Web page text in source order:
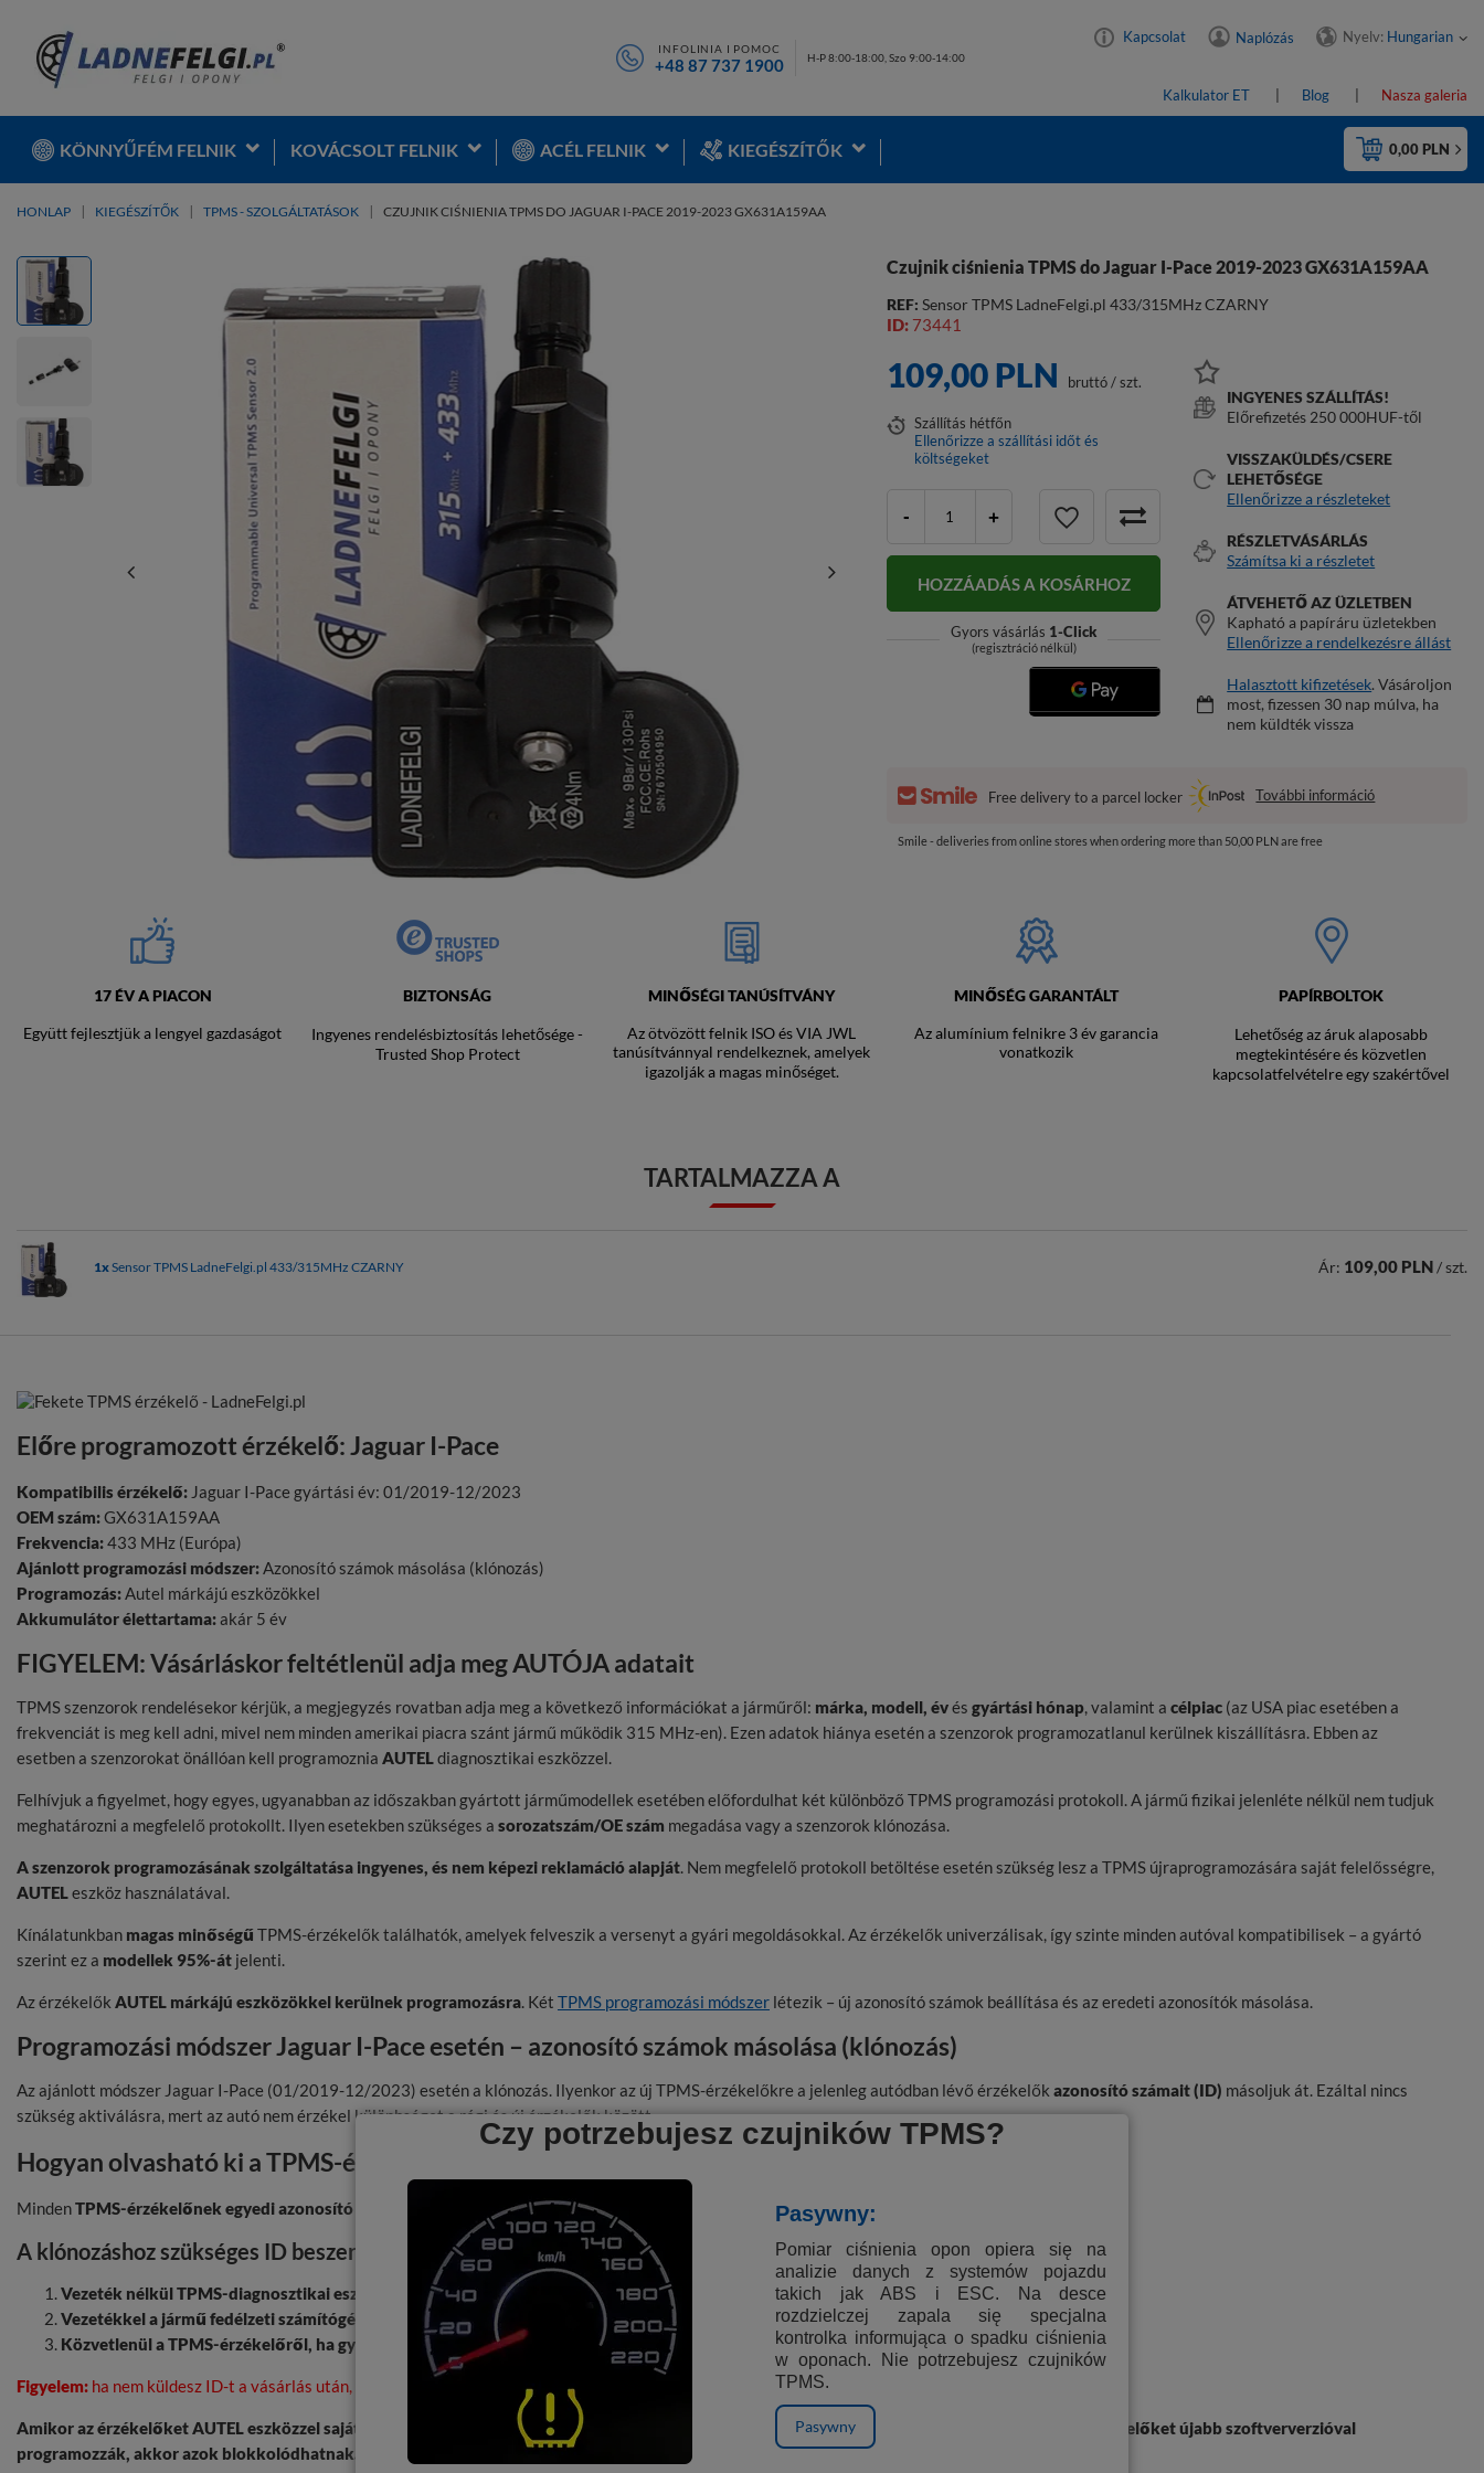
INFOLINIA I POMOC
+48 87 737 1900 H-P 8:00-18:00, Szo 9:00-14:00
Kapcsolat Naplózás Nyelv: Hungarian
Kalkulator ET Blog Nasza galeria
0,00 PLN
KÖNNYŰFÉM FELNIK KOVÁCSOLT FELNIK ACÉL FELNIK KIEGÉSZÍTŐK
HONLAP KIEGÉSZÍTŐK TPMS - SZOLGÁLTATÁSOK CZUJNIK CIŚNIENIA TPMS DO JAGUAR I-PACE 2019-2023 GX631A159AA
Czujnik ciśnienia TPMS do Jaguar I-Pace 2019-2023 GX631A159AA
REF:Sensor TPMS LadneFelgi.pl 433/315MHz CZARNY
ID: 73441
109,00 PLN bruttó/szt.
Szállítás hétfőn
Ellenőrizze a szállítási időt és
költségeket
- +
HOZZÁADÁS A KOSÁRHOZ
Gyors vásárlás 1-Click
(regisztráció nélkül)
INGYENES SZÁLLÍTÁS!
Előrefizetés 250 000HUF-től
VISSZAKÜLDÉS/CSERE
LEHETŐSÉGE
Ellenőrizze a részleteket
RÉSZLETVÁSÁRLÁS
Számítsa ki a részletet
ÁTVEHETŐ AZ ÜZLETBEN
Kapható a papíráru üzletekben
Ellenőrizze a rendelkezésre állást
Halasztott kifizetések. Vásároljon
most, fizessen 30 nap múlva, ha
nem küldték vissza
Free delivery to a parcel locker További információ
Smile - deliveries from online stores when ordering more than 50,00 PLN are free
17 ÉV A PIACON
Együtt fejlesztjük a lengyel gazdaságot
BIZTONSÁG
Ingyenes rendelésbiztosítás lehetősége -
Trusted Shop Protect
MINŐSÉGI TANÚSÍTVÁNY
Az ötvözött felnik ISO és VIA JWL
tanúsítvánnyal rendelkeznek, amelyek
igazolják a magas minőséget.
MINŐSÉG GARANTÁLT
Az alumínium felnikre 3 év garancia
vonatkozik
PAPÍRBOLTOK
Lehetőség az áruk alaposabb
megtekintésére és közvetlen
kapcsolatfelvételre egy szakértővel
TARTALMAZZA A
1xSensor TPMS LadneFelgi.pl 433/315MHz CZARNY Ár: 109,00 PLN/ szt.
Előre programozott érzékelő: Jaguar I-Pace
Kompatibilis érzékelő: Jaguar I-Pace gyártási év: 01/2019-12/2023
OEM szám:GX631A159AA
Frekvencia:433 MHz (Európa)
Ajánlott programozási módszer:Azonosító számok másolása (klónozás)
Programozás:Autel márkájú eszközökkel
Akkumulátor élettartama:akár 5 év
FIGYELEM: Vásárláskor feltétlenül adja meg AUTÓJA adatait
TPMS szenzorok rendelésekor kérjük, a megjegyzés rovatban adja meg a következő információkat a járműről: márka, modell, évés gyártási hónap, valamint a célpiac (az USA piac esetében a
frekvenciát is meg kell adni, mivel nem minden amerikai piacra szánt jármű működik 315 MHz-en). Ezen adatok hiánya esetén a szenzorok programozatlanul kerülnek kiszállításra. Ebben az
esetben a szenzorokat önállóan kell programoznia AUTELdiagnosztikai eszközzel.
Felhívjuk a figyelmet, hogy egyes, ugyanabban az időszakban gyártott járműmodellek esetében előfordulhat két különböző TPMS programozási protokoll. A jármű fizikai jelenléte nélkül nem tudjuk
meghatározni a megfelelő protokollt. Ilyen esetekben szükséges a sorozatszám/OE szám megadása vagy a szenzorok klónozása.
A szenzorok programozásának szolgáltatása ingyenes, és nem képezi reklamáció alapját. Nem megfelelő protokoll betöltése esetén szükség lesz a TPMS újraprogramozására saját felelősségre,
AUTELeszköz használatával.
Kínálatunkban magas minőségű TPMS-érzékelők találhatók, amelyek felveszik a versenyt a gyári megoldásokkal. Az érzékelők univerzálisak, így szinte minden autóval kompatibilisek – a gyártó
szerint ez a modellek 95%-át jelenti.
Az érzékelők AUTEL márkájú eszközökkel kerülnek programozásra. Két TPMS programozási módszer létezik – új azonosító számok beállítása és az eredeti azonosítók másolása.
Programozási módszer Jaguar I-Pace esetén – azonosító számok másolása (klónozás)
Az ajánlott módszer Jaguar I-Pace (01/2019-12/2023) esetén a klónozás. Ilyenkor az új TPMS-érzékelőkre a jelenleg autódban lévő érzékelők azonosító számait (ID) másoljuk át. Ezáltal nincs
szükség aktiválásra, mert az autó nem érzékel különbséget a régi és új érzékelők között.
Hogyan olvasható ki a TPMS-érzékelő ID?
MindenTPMS-érzékelőnek egyedi azonosító száma van. Az új érzékelők programozásához szükségünk van a régiek ID-jára.
A klónozáshoz szükséges ID beszerzésének három módja:
Vezeték nélkül TPMS-diagnosztikai eszközzel.
Az eszközt a kerékhez kell közelíteni, majd kiolvasni az adatokat.
Vezetékkel a jármű fedélzeti számítógépéből.
Szervizben számítógéppel csatlakozni az autóhoz és kiolvasni az ID-kat.
Közvetlenül a TPMS-érzékelőről, ha gyári.
Utángyártott érzékelőknél nincs nyomtatott ID.
Figyelem: ha nem küldesz ID-t a vásárlás után, automatikusan helyettesítőket készítünk, ami új érzékelők aktiválását teszi szükségessé.
Amikor az érzékelőket AUTEL eszközzel saját kezűleg programozza, az érzékelők legfeljebb 7.70-es szoftververzióval programozhatók. Ha az érzékelőket újabb szoftververzióval
programozzák, akkor azok blokkolódhatnak.
Czy potrzebujesz czujników TPMS?
Pasywny:
Pomiar ciśnienia opon opiera się na
analizie danych z systemów pojazdu
takich jak ABS i ESC. Na desce
rozdzielczej zapala się specjalna
kontrolka informująca o spadku ciśnienia
w oponach. Nie potrzebujesz czujników
TPMS.
Pasywny